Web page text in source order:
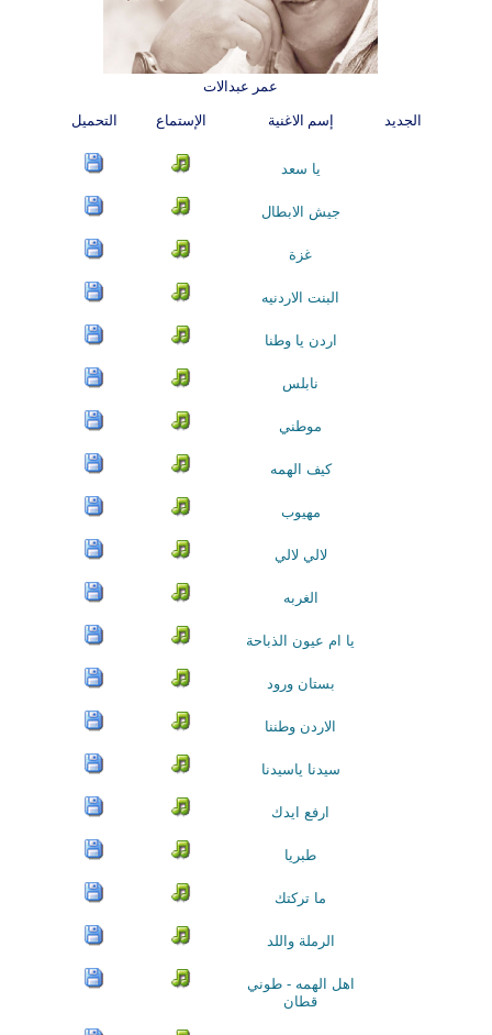
عمر عبدالات
الجديد إسم الاغنية الإستماع التحميل
يا سعد
جيش الابطال
غزة
البنت الاردنيه
اردن يا وطنا
نابلس
موطني
كيف الهمه
مهيوب
لالي لالي
الغربه
يا ام عيون الذباحة
بستان ورود
الاردن وطننا
سيدنا ياسيدنا
ارفع ايدك
طبريا
ما تركتك
الرملة واللد
اهل الهمه - طوني
قطان